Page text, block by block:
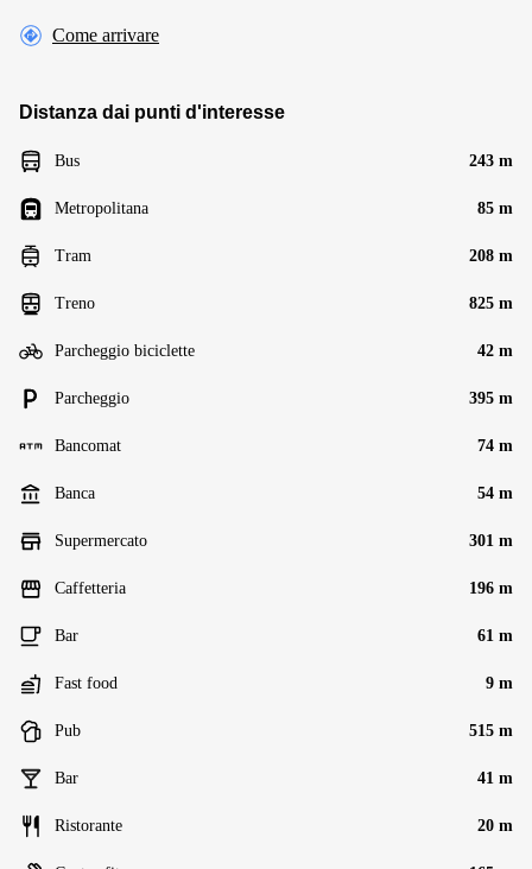
Come arrivare
Distanza dai punti d'interesse
Bus 243 m
Metropolitana 85 m
Tram 208 m
Treno 825 m
Parcheggio biciclette 42 m
Parcheggio 395 m
Bancomat 74 m
Banca 54 m
Supermercato 301 m
Caffetteria 196 m
Bar 61 m
Fast food 9 m
Pub 515 m
Bar 41 m
Ristorante 20 m